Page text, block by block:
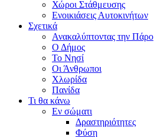
Χώροι Στάθμευσης
Ενοικιάσεις Αυτοκινήτων
Σχετικά
Ανακαλύπτοντας την Πάρο
Ο Δήμος
Το Νησί
Οι Άνθρωποι
Χλωρίδα
Πανίδα
Τι θα κάνω
Εν σώματι
Δραστηριότητες
Φύση